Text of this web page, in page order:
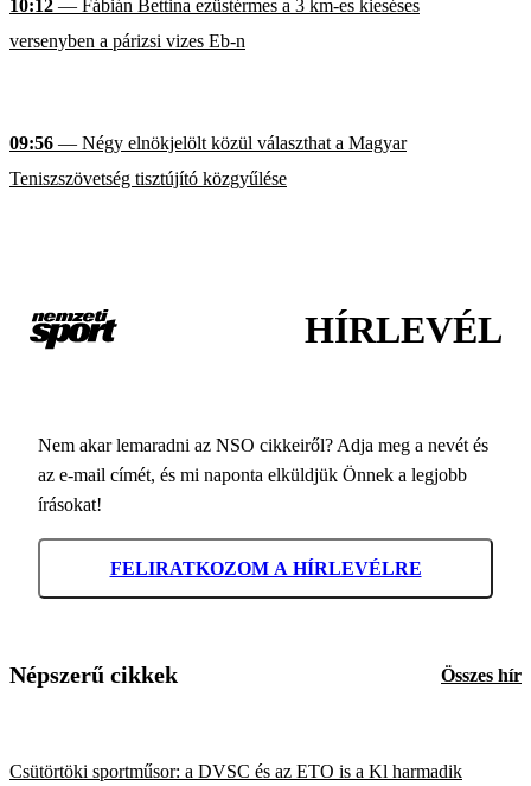
10:12 — Fábián Bettina ezüstérmes a 3 km-es kieséses
versenyben a párizsi vizes Eb-n
09:56 — Négy elnökjelölt közül választhat a Magyar
Teniszszövetség tisztújító közgyűlése
HÍRLEVÉL
Nem akar lemaradni az NSO cikkeiről? Adja meg a nevét és
az e-mail címét, és mi naponta elküldjük Önnek a legjobb
írásokat!
FELIRATKOZOM A HÍRLEVÉLRE
Népszerű cikkek Összes hír
Csütörtöki sportműsor: a DVSC és az ETO is a Kl harmadik